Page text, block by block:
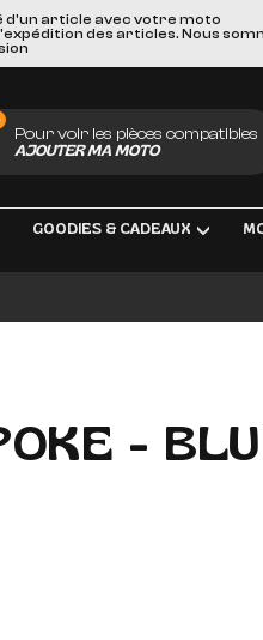
d'un article avec votre moto
des articles. Nous
Pour voir les pièces compatibles
AJOUTER MA MOTO
GOODIES & CADEAUX
-